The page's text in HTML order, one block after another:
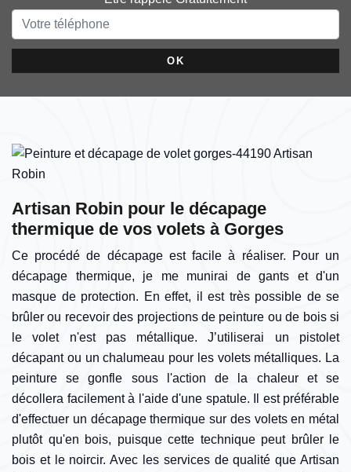
Artisan Robin pour le décapage
thermique de vos volets à Gorges
Ce procédé de décapage est facile à réaliser. Pour un
décapage thermique, je me munirai de gants et d'un
masque de protection. En effet, il est très possible de se
brûler ou recevoir des projections de peinture ou de bois si
le volet n'est pas métallique. J’utiliserai un pistolet
décapant ou un chalumeau pour les volets métalliques. La
peinture se gonfle sous l'action de la chaleur et se
décollera facilement à l'aide d'une spatule. Il est préférable
d'effectuer un décapage thermique sur des volets en métal
plutôt qu'en bois, puisque cette technique peut brûler le
bois et le noircir. Avec les services de qualité que Artisan